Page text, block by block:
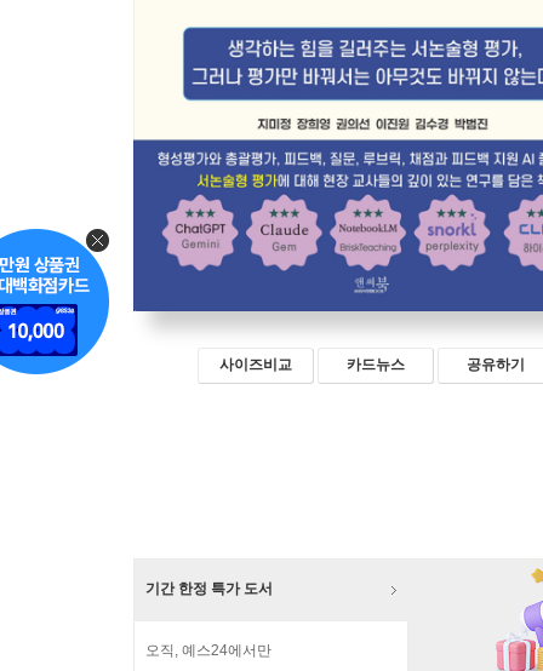
사이즈비교 카드뉴스 공유하기
기간 한정 특가 도서
오직, 예스24에서만